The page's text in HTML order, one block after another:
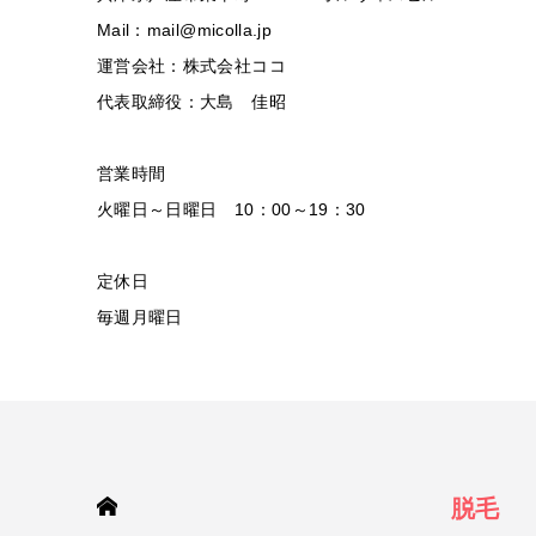
Mail：mail@micolla.jp
運営会社：株式会社ココ
代表取締役：大島 佳昭
営業時間
火曜日～日曜日 10：00～19：30
定休日
毎週月曜日
脱毛